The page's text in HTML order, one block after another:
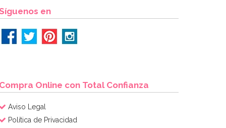
en
Compra Online con Total Confianza
Aviso Legal
Política de Privacidad